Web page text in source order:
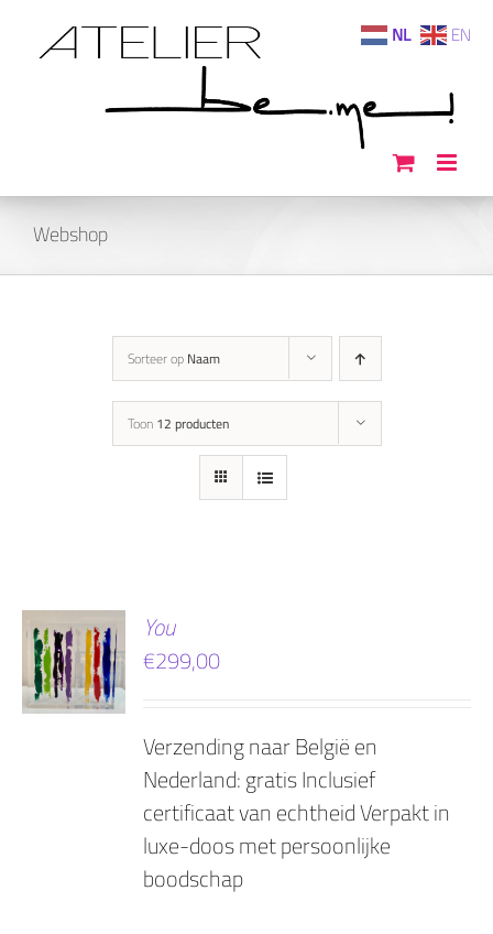
naar
Webshop
Sorteer op Naam
Toon 12 producten
You
€299,00
Verzending naar België en
Nederland: gratis Inclusief
certificaat van echtheid Verpakt in
luxe-doos met persoonlijke
boodschap
NL EN